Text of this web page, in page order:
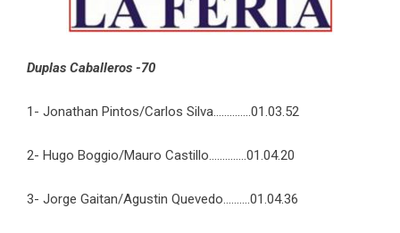
Duplas Caballeros -70
1- Jonathan Pintos/Carlos Silva…………..01.03.52
2- Hugo Boggio/Mauro Castillo…………..01.04.20
3- Jorge Gaitan/Agustin Quevedo……….01.04.36